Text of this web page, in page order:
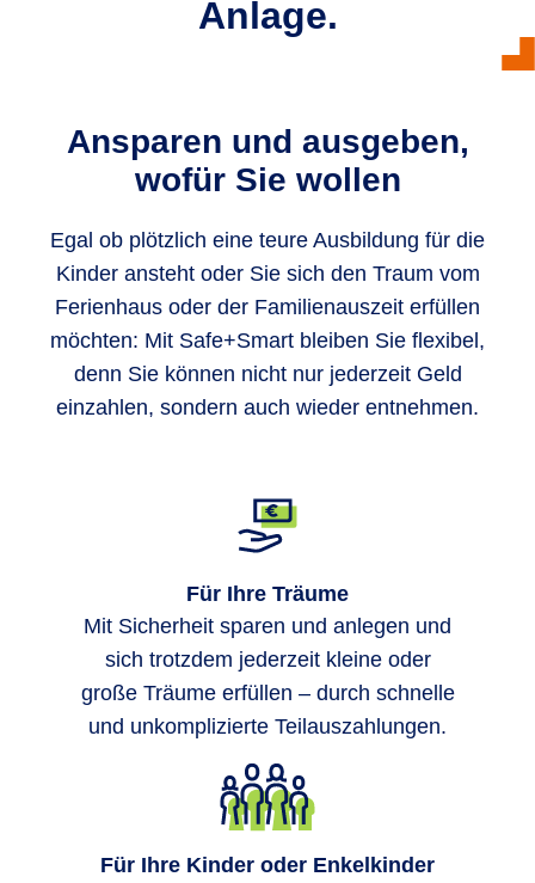
Anlage.
Ansparen und ausgeben,
wofür Sie wollen
Egal ob plötzlich eine teure Ausbildung für die
Kinder ansteht oder Sie sich den Traum vom
Ferienhaus oder der Familienauszeit erfüllen
möchten: Mit Safe+Smart bleiben Sie flexibel,
denn Sie können nicht nur jederzeit Geld
einzahlen, sondern auch wieder entnehmen.
Für Ihre Träume
Mit Sicherheit sparen und anlegen und
sich trotzdem jederzeit kleine oder
große Träume erfüllen – durch schnelle
und unkomplizierte Teilauszahlungen.
Für Ihre Kinder oder Enkelkinder